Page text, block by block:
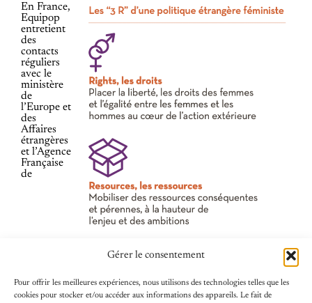
Gérer le consentement
Pour offrir les meilleures expériences, nous utilisons des technologies telles que les
cookies pour stocker et/ou accéder aux informations des appareils. Le fait de
En France,
Equipop
entretient
des
contacts
réguliers
avec le
ministère
de
l’Europe et
des
Affaires
étrangères
et l’Agence
Française
de